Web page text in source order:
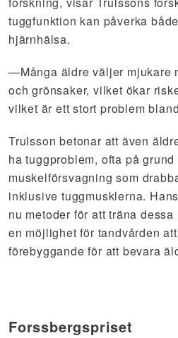
tuggfunktion kan påverka
hjärnhälsa.
—Många äldre väljer mjukare
och grönsaker, vilket ökar
vilket är ett stort problem
Trulsson betonar att även
ha tuggproblem, ofta på
muskelförsvagning som
inklusive tuggmusklerna.
nu metoder för att träna
en möjlighet för tandvården
förebyggande för att bevara
Forssbergspriset